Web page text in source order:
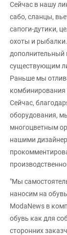
Сейчас в нашу
сабо, сланцы,
сапоги-дутики,
охоты и
дополнительный
существующим
Раньше мы
комбинирования
Сейчас,
оборудования,
многоцветным
нашими
"Мы
наносим на
ModaNews в
обувь как для
сторонних